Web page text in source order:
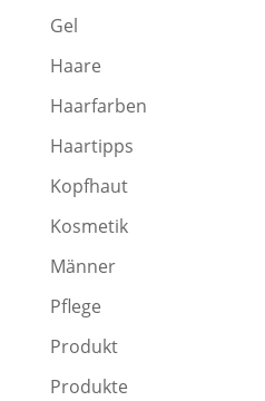
Gel
Haare
Haarfarben
Haartipps
Kopfhaut
Kosmetik
Männer
Pflege
Produkt
Produkte